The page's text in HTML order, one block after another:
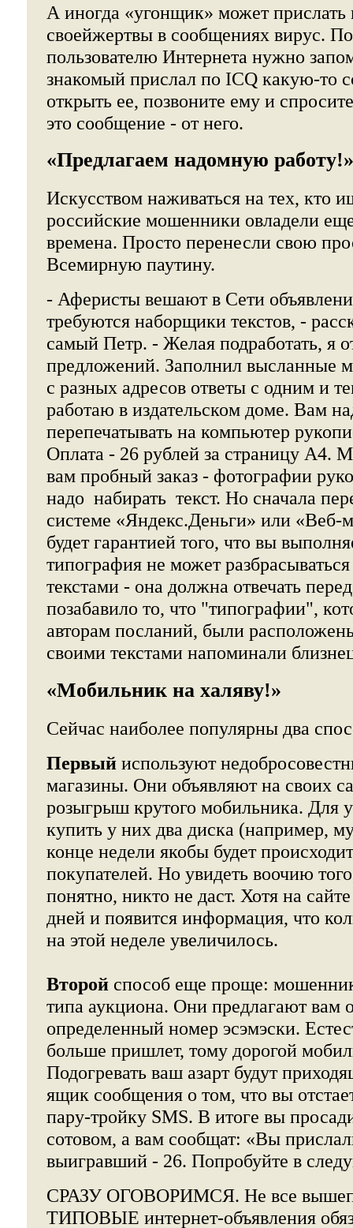
А иногда «угонщик» может прислать
своейжертвы в сообщениях вирус.
пользователю Интернета нужно
знакомый прислал по ICQ какую-то
открыть ее, позвоните ему и
это сообщение - от него.
«Предлагаем надомную работу!»
Искусством наживаться на тех, кто
российские мошенники овладели
времена. Просто перенесли свою
Всемирную паутину.
- Аферисты вешают в Сети
требуются наборщики текстов, -
самый Петр. - Желая подработать, я
предложений. Заполнил высланные
с разных адресов ответы с одним и
работаю в издательском доме. Вам
перепечатывать на компьютер
Оплата - 26 рублей за страницу А4.
вам пробный заказ - фотографии
надо набирать текст. Но сначала
системе «Яндекс.Деньги» или «Веб-
будет гарантией того, что вы
типография не может
текстами - она должна отвечать
позабавило то, что "типографии",
авторам посланий, были
своими текстами напоминали
«Мобильник на халяву!»
Сейчас наиболее популярны два
Первый используют
магазины. Они объявляют на своих
розыгрыш крутого мобильника. Для
купить у них два диска (например,
конце недели якобы будет
покупателей. Но увидеть воочию
понятно, никто не даст. Хотя на
дней и появится информация, что
на этой неделе увеличилось.
Второй способ еще проще:
типа аукциона. Они предлагают вам
определенный номер эсэмэски.
больше пришлет, тому дорогой
Подогревать ваш азарт будут
ящик сообщения о том, что вы
пару-тройку SMS. В итоге вы
сотовом, а вам сообщат: «Вы
выигравший - 26. Попробуйте в
СРАЗУ ОГОВОРИМСЯ. Не все
ТИПОВЫЕ интернет-объявления